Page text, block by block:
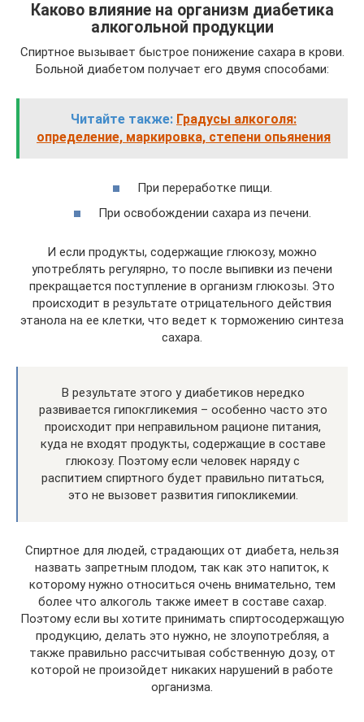
Каково влияние на организм диабетика
алкогольной продукции
Спиртное вызывает быстрое понижение сахара в крови.
Больной диабетом получает его двумя способами:
Читайте также: Градусы алкоголя:
определение, маркировка, степени опьянения
При переработке пищи.
При освобождении сахара из печени.
И если продукты, содержащие глюкозу, можно
употреблять регулярно, то после выпивки из печени
прекращается поступление в организм глюкозы. Это
происходит в результате отрицательного действия
этанола на ее клетки, что ведет к торможению синтеза
сахара.
В результате этого у диабетиков нередко
развивается гипокгликемия – особенно часто это
происходит при неправильном рационе питания,
куда не входят продукты, содержащие в составе
глюкозу. Поэтому если человек наряду с
распитием спиртного будет правильно питаться,
это не вызовет развития гипокликемии.
Спиртное для людей, страдающих от диабета, нельзя
назвать запретным плодом, так как это напиток, к
которому нужно относиться очень внимательно, тем
более что алкоголь также имеет в составе сахар.
Поэтому если вы хотите принимать спиртосодержащую
продукцию, делать это нужно, не злоупотребляя, а
также правильно рассчитывая собственную дозу, от
которой не произойдет никаких нарушений в работе
организма.